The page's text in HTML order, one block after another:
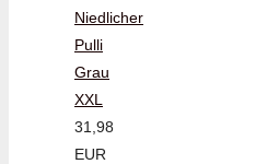
Niedlicher
Pulli
Grau
XXL
31,98
EUR